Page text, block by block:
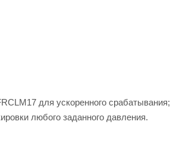
для ускоренного срабатывания;
любого заданного давления.